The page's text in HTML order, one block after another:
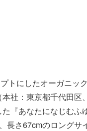
トにしたオーガニッ
社：東京都千代田
『あなたになじむ
長さ67cmのロング